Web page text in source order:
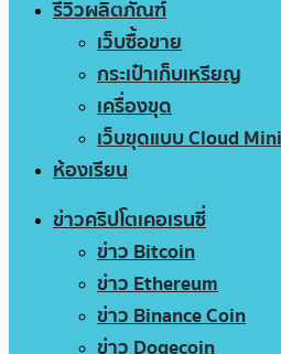
รีวิวผลิตภัณฑ์
เว็บซื้อขาย
กระเป๋าเก็บเหรียญ
เครื่องขุด
เว็บขุดแบบ Cloud
ห้องเรียน
ข่าวคริปโตเคอเรนซี่
ข่าว Bitcoin
ข่าว Ethereum
ข่าว Binance Coin